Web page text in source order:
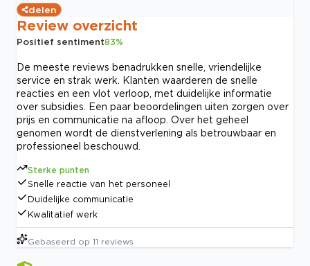
delen
Review overzicht
Positief sentiment83%
De meeste reviews benadrukken snelle, vriendelijke
service en strak werk. Klanten waarderen de snelle
reacties en een vlot verloop, met duidelijke informatie
over subsidies. Een paar beoordelingen uiten zorgen over
prijs en communicatie na afloop. Over het geheel
genomen wordt de dienstverlening als betrouwbaar en
professioneel beschouwd.
Sterke punten
Snelle reactie van het personeel
Duidelijke communicatie
Kwalitatief werk
Gebaseerd op 11 reviews